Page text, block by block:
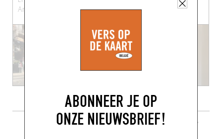
ABONNEER JE OP
ONZE NIEUWSBRIEF!
Antwerpen (2000)
Antwerpen (2000)
MEER RESTAURANTS IN DE BUURT